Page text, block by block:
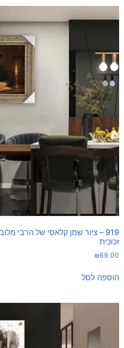
919 – ציור שמן קלאסי של הרבי
זכוכית
₪69.00
הוספה לסל